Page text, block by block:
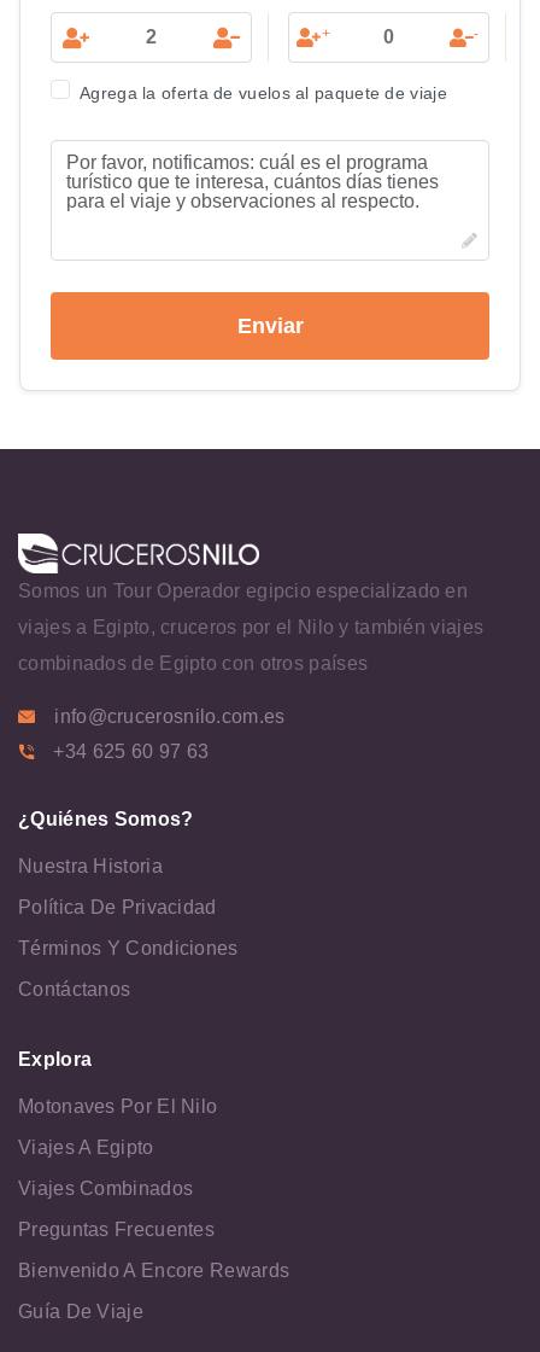
+ -
Agrega la oferta de vuelos al paquete de viaje
Enviar
Somos un Tour Operador egipcio especializado en
viajes a Egipto, cruceros por el Nilo y también viajes
combinados de Egipto con otros países
info@crucerosnilo.com.es
+34 625 60 97 63
¿Quiénes Somos?
Nuestra Historia
Política De Privacidad
Términos Y Condiciones
Contáctanos
Explora
Motonaves Por El Nilo
Viajes A Egipto
Viajes Combinados
Preguntas Frecuentes
Bienvenido A Encore Rewards
Guía De Viaje